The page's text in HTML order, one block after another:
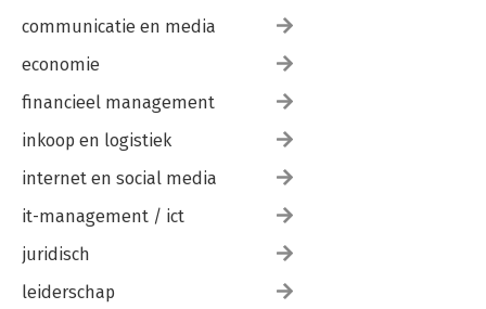
communicatie en media
economie
financieel management
inkoop en logistiek
internet en social media
it-management / ict
juridisch
leiderschap